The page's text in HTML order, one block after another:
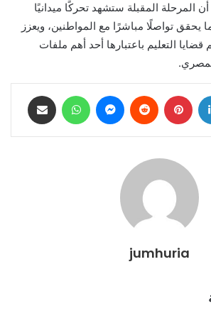
المرحلة المقبلة ستشهد تحركًا ميدانيًا
يحقق تواصلًا مباشرًا مع المواطنين، ويعزز
التعليم باعتبارها أحد أهم ملفات
لينكدإن بينتيريست ماسنجر واتساب
jumhuria